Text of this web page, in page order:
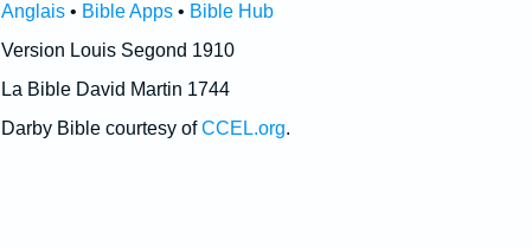
Anglais• Bible Apps• Bible Hub
Version Louis Segond 1910
La Bible David Martin 1744
Darby Bible courtesy ofCCEL.org.